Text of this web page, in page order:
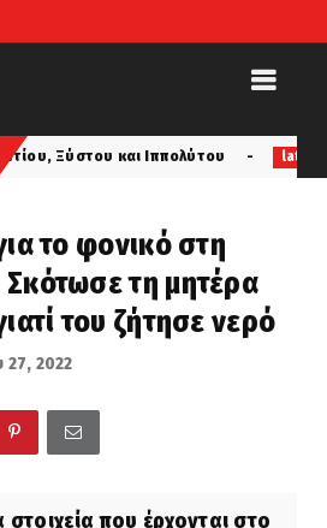
Ιππολύτου latest ΟΤΑΝ ΟΙ
το φονικό στη
τη μητέρα
του ζήτησε νερό
27, 2022
που έρχονται στο